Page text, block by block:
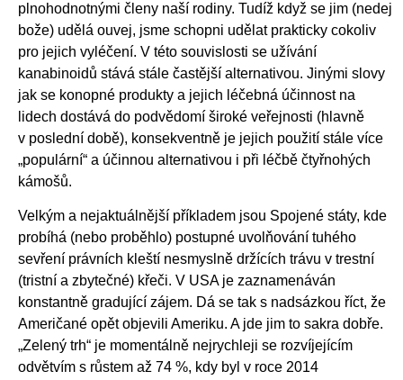
plnohodnotnými členy naší rodiny. Tudíž když se jim (nedej
bože) udělá ouvej, jsme schopni udělat prakticky cokoliv
pro jejich vyléčení. V této souvislosti se užívání
kanabinoidů stává stále častější alternativou. Jinými slovy
jak se konopné produkty a jejich léčebná účinnost na
lidech dostává do podvědomí široké veřejnosti (hlavně
v poslední době), konsekventně je jejich použití stále více
„populární“ a účinnou alternativou i při léčbě čtyřnohých
kámošů.
Velkým a nejaktuálnější příkladem jsou Spojené státy, kde
probíhá (nebo proběhlo) postupné uvolňování tuhého
sevření právních kleští nesmyslně držících trávu v trestní
(tristní a zbytečné) křeči. V USA je zaznamenáván
konstantně gradující zájem. Dá se tak s nadsázkou říct, že
Američané opět objevili Ameriku. A jde jim to sakra dobře.
„Zelený trh“ je momentálně nejrychleji se rozvíjejícím
odvětvím s růstem až 74 %, kdy byl v roce 2014